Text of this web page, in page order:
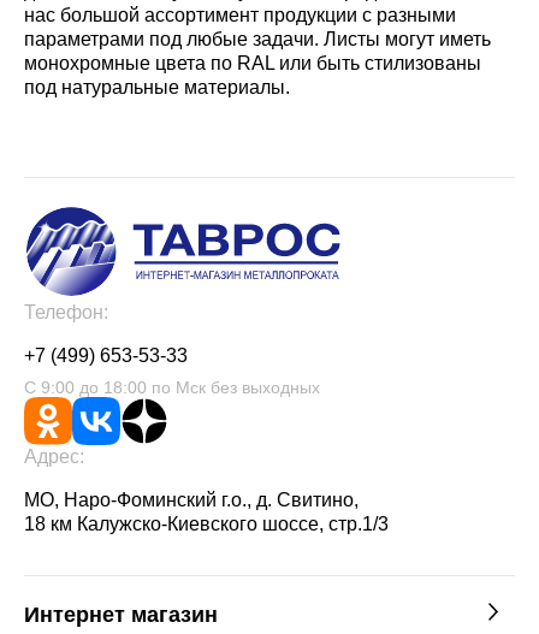
нас большой ассортимент продукции с разными
параметрами под любые задачи. Листы могут иметь
монохромные цвета по RAL или быть стилизованы
под натуральные материалы.
Телефон:
+7 (499) 653-53-33
С 9:00 до 18:00 по Мск без выходных
Адрес:
МО, Наро-Фоминский г.о., д. Свитино,
18 км Калужско-Киевского шоссе, стр.1/3
Интернет магазин